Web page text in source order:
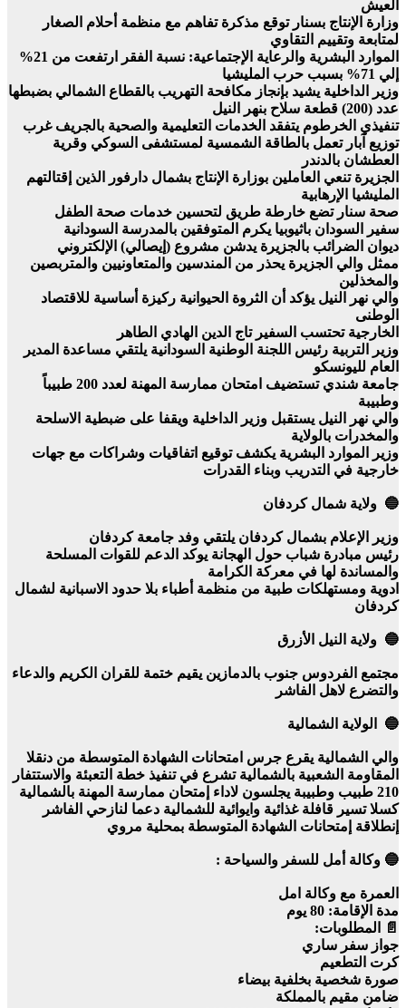
العيش
وزارة الإنتاج بسنار توقع مذكرة تفاهم مع منظمة أحلام الصغار
لمتابعة وتقييم التقاوي
الموارد البشرية والرعاية الإجتماعية: نسبة الفقر ارتفعت من 21%
إلي 71% بسبب حرب المليشيا
وزير الداخلية يشيد بإنجاز مكافحة التهريب بالقطاع الشمالي بضبطها
عدد (200) قطعة سلاح بنهر النيل
تنفيذي الخرطوم يتفقد الخدمات التعليمية والصحية بالجريف غرب
توزيع آبار تعمل بالطاقة الشمسية لمستشفى السوكي وقرية
العطشان بالدندر
الجزيرة تنعي العاملين بوزارة الإنتاج بشمال دارفور الذين إقتالتهم
المليشيا الإرهابية
صحة سنار تضع خارطة طريق لتحسين خدمات صحة الطفل
سفير السودان باثيوبيا يكرم المتوفقين بالمدرسة السودانية
ديوان الضرائب بالجزيرة يدشن مشروع (إيصالي) الإلكتروني
ممثل والي الجزيرة يحذر من المندسين والمتعاونيين والمتربصين
والمخذلين
والي نهر النيل يؤكد أن الثروة الحيوانية ركيزة أساسية للاقتصاد
الوطنى
الخارجية تحتسب السفير تاج الدين الهادي الطاهر
وزير التربية رئيس اللجنة الوطنية السودانية يلتقي مساعدة المدير
العام لليونسكو
جامعة شندي تستضيف امتحان ممارسة المهنة لعدد 200 طبيباً
وطبيبة
والي نهر النيل يستقبل وزير الداخلية ويقفا على ضبطية الاسلحة
والمخدرات بالولاية
وزير الموارد البشرية يكشف توقيع اتفاقيات وشراكات مع جهات
خارجية في التدريب وبناء القدرات
🔵 ولاية شمال كردفان
وزير الإعلام بشمال كردفان يلتقي وفد جامعة كردفان
رئيس مبادرة شباب حول الهجانة يوكد الدعم للقوات المسلحة
والمساندة لها في معركة الكرامة
ادوية ومستهلكات طبية من منظمة أطباء بلا حدود الاسبانية لشمال
كردفان
🔵 ولاية النيل الأزرق
مجتمع الفردوس جنوب بالدمازين يقيم ختمة للقران الكريم والدعاء
والتضرع لاهل الفاشر
🔵 الولاية الشمالية
والي الشمالية يقرع جرس امتحانات الشهادة المتوسطة من دنقلا
المقاومة الشعبية بالشمالية تشرع في تنفيذ خطة التعبئة والاستتفار
210 طبيب وطبيبة يجلسون لاداء إمتحان ممارسة المهنة بالشمالية
كسلا تسير قافلة غذائية وايوائية للشمالية دعما لنازحي الفاشر
إنطلاقة إمتحانات الشهادة المتوسطة بمحلية مروي
🔵 وكالة أمل للسفر والسياحة :
العمرة مع وكالة امل
مدة الإقامة: 80 يوم
📄 المطلوبات:
جواز سفر ساري
كرت التطعيم
صورة شخصية بخلفية بيضاء
ضامن مقيم بالمملكة